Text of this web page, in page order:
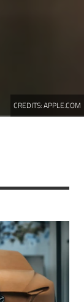
CREDITS:APPLE.COM